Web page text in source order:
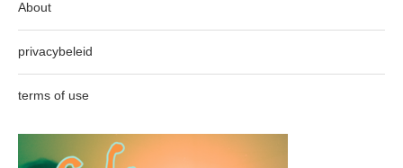
About
privacybeleid
terms of use